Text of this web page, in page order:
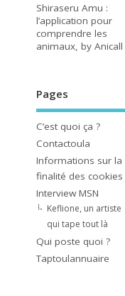
Shiraseru Amu :
l’application pour
comprendre les
animaux, by Anicall
Pages
C’est quoi ça ?
Contactoula
Informations sur la
finalité des cookies
Interview MSN
Keflione, un artiste
qui tape tout là
Qui poste quoi ?
Taptoulannuaire